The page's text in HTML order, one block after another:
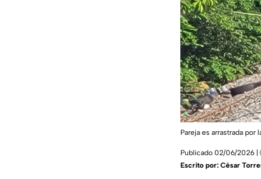
Pareja es arrastrada por
Publicado 02/06/2026 |
Escrito por: César